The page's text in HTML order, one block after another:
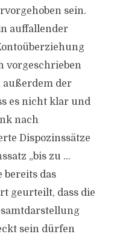
sein.
auffallender
vorgeschrieben
außerdem der
es nicht klar und
nach
Dispozinssätze
„bis zu …
bereits das
geurteilt, dass die
sein dürfen